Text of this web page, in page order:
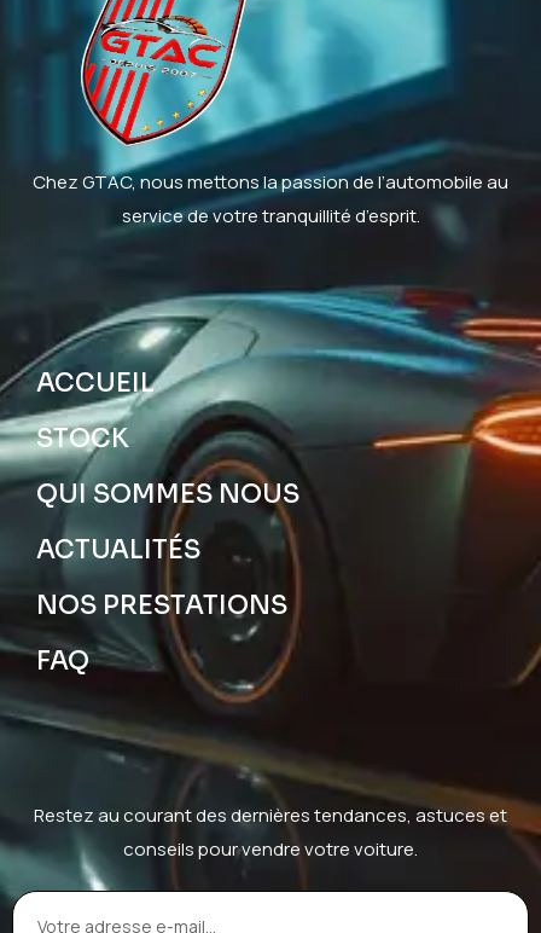
Chez GTAC, nous mettons la passion de l’automobile au
service de votre tranquillité d’esprit.
ACCUEIL
STOCK
QUI SOMMES NOUS
ACTUALITÉS
NOS PRESTATIONS
FAQ
Restez au courant des dernières tendances, astuces et
conseils pour vendre votre voiture.